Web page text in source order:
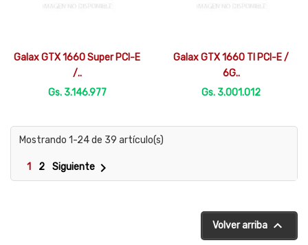
Vista rápida
Galax GTX 1660 Super PCI-E
/..
Gs. 3.146.977
Vista rápida
Galax GTX 1660 TI PCI-E /
6G..
Gs. 3.001.012
Mostrando 1-24 de 39 artículo(s)
1 2 Siguiente 
Volver arriba 